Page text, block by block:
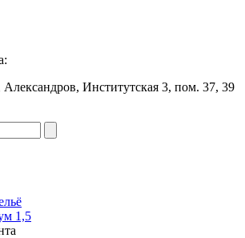
Институтская 3, пом. 37, 39
1,5